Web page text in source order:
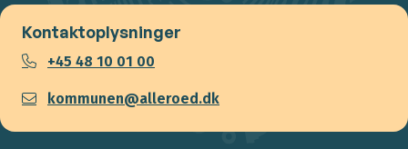
Kontaktoplysninger
+45 48 10 01 00
kommunen@alleroed.dk